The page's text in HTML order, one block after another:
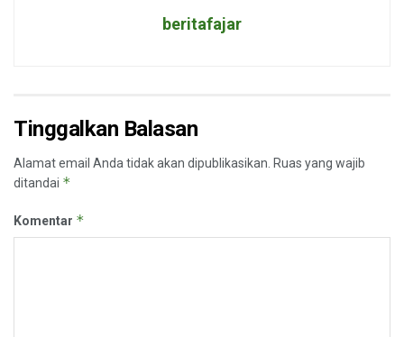
beritafajar
Tinggalkan Balasan
Alamat email Anda tidak akan dipublikasikan. Ruas yang wajib
ditandai *
Komentar *